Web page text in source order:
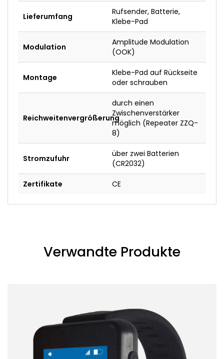
Lieferumfang
Rufsender, Batterie,
Klebe-Pad
Modulation
Amplitude Modulation
(OOK)
Montage
Klebe-Pad auf Rückseite
oder schrauben
Reichweitenvergrößerung
durch einen
Zwischenverstärker
möglich (Repeater ZZQ-
8)
Stromzufuhr
über zwei Batterien
(CR2032)
Zertifikate CE
Verwandte Produkte